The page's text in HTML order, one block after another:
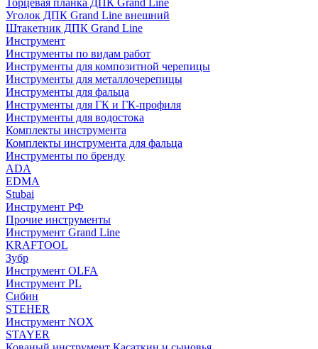
Торцевая планка ДПК Grand Line
Уголок ДПК Grand Line внешний
Штакетник ДПК Grand Line
Инструмент
Инструменты по видам работ
Инструменты для композитной черепицы
Инструменты для металлочерепицы
Инструменты для фальца
Инструменты для ГК и ГК-профиля
Инструменты для водостока
Комплекты инструмента
Комплекты инструмента для фальца
Инструменты по бренду
ADA
EDMA
Stubai
Инструмент РФ
Прочие инструменты
Инструмент Grand Line
KRAFTOOL
Зубр
Инструмент OLFA
Инструмент PL
Сибин
STEHER
Инструмент NOX
STAYER